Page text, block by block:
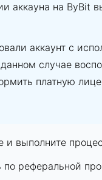
аккауна на ByBit
аккаунт с
случае
платную
выполните
по реферальной